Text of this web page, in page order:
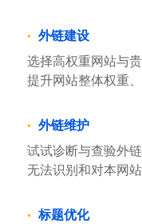
外链建设
选择高权重网站与
提升网站整体权重
外链维护
试试诊断与查验外
无法识别和对本网
标题优化